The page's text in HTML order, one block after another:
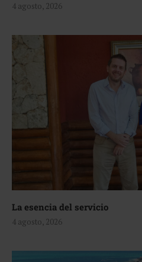
4 agosto, 2026
La esencia del servicio
4 agosto, 2026